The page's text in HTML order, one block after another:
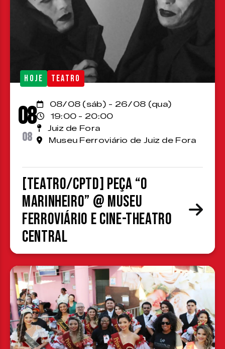
HOJE TEATRO
08
08
08/08 (sáb) - 26/08 (qua)
19:00 - 20:00
Juiz de Fora
Museu Ferroviário de Juiz de Fora
[TEATRO/CPTD] Peça “O
Marinheiro” @ Museu
Ferroviário e Cine-Theatro
Central